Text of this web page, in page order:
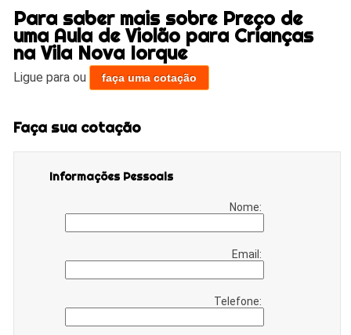
Para saber mais sobre Preço de
uma Aula de Violão para Crianças
na Vila Nova Iorque
Ligue paraou faça uma cotação
Faça sua cotação
Informações Pessoais
Nome:
Email:
Telefone: